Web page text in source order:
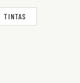
TINTAS